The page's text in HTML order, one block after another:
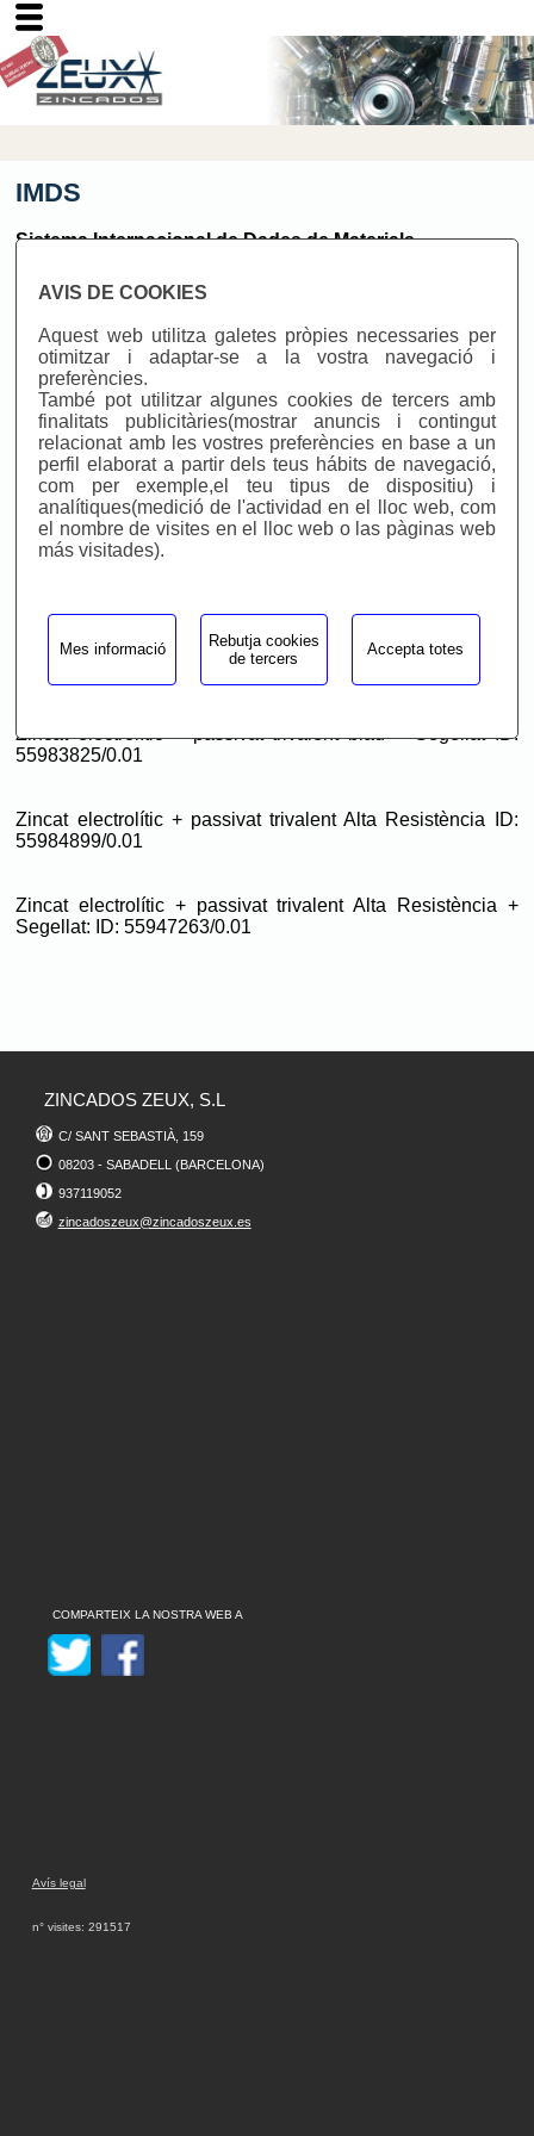
AVIS DE COOKIES
Aquest web utilitza galetes pròpies necessaries per
otimitzar i adaptar-se a la vostra navegació i
preferències.
També pot utilitzar algunes cookies de tercers amb
finalitats publicitàries(mostrar anuncis i contingut
relacionat amb les vostres preferències en base a un
perfil elaborat a partir dels teus hábits de navegació,
com per exemple,el teu tipus de dispositiu) i
analítiques(medició de l'actividad en el lloc web, com
el nombre de visites en el lloc web o las pàginas web
más visitades).
Mes informació
Rebutja cookies
de tercers
Accepta totes
IMDS
Sistema Internacional de Dades de Materials
El IMDS és el sistema de dades de materials de la indústria
automòbil. Va ser un desenvolupament conjunt des de
l'inici entre Audi, BMW, DaimlerChrysler, Ford, Opel,
Porsche, VW i Volvo. Altres fabricants s'han ajuntat també a
la comunitat i han començat les negociacions amb els
altres respecte a la seva participació en IMDS. Al IMDS,
tots els materials usats per a la producció de cotxes són
arxivats i mantinguts.
Així, és possible complir amb les obligacions exigides als
fabricants de cotxes, i després als seus proveïdors, per les
normatives, lleis i regulacions nacionals i internacionals.
Al IMDS, es poden localitzar els nostres acabats
Zincat electrolític + passivat trivalent blau ID:
Zincat electrolític + passivat trivalent blau + Segellat ID:
55983825/0.01
Zincat electrolític + passivat trivalent Alta Resistència ID:
55984899/0.01
Zincat electrolític + passivat trivalent Alta Resistència +
Segellat: ID: 55947263/0.01
ZINCADOS ZEUX, S.L
C/ SANT SEBASTIÀ, 159
08203 - SABADELL (BARCELONA)
937119052
zincadoszeux@zincadoszeux.es
COMPARTEIX LA NOSTRA WEB A
Avís legal
n° visites: 291517